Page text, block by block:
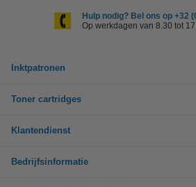
Hulp nodig? Bel ons op +32
Op werkdagen van 8.30 tot
Inktpatronen
Toner cartridges
Klantendienst
Bedrijfsinformatie